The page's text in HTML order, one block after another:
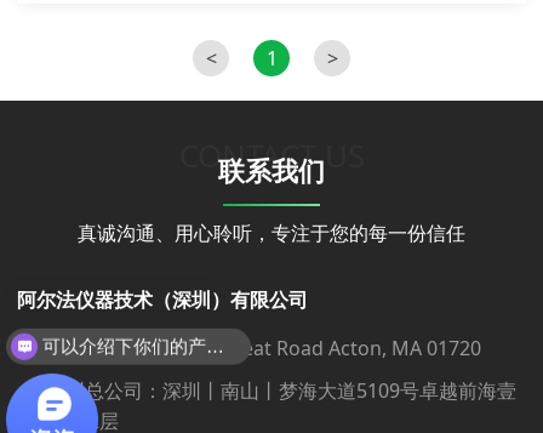
< 1 >
联系我们
CONTACT US
真诚沟通、用心聆听，专注于您的每一份信任
阿尔法仪器技术（深圳）有限公司
研发（美国）：468 Great Road Acton, MA 01720
深圳总公司：深圳丨南山丨梦海大道5109号卓越前海壹
号T3座32层
可以介绍下你们的产品么？